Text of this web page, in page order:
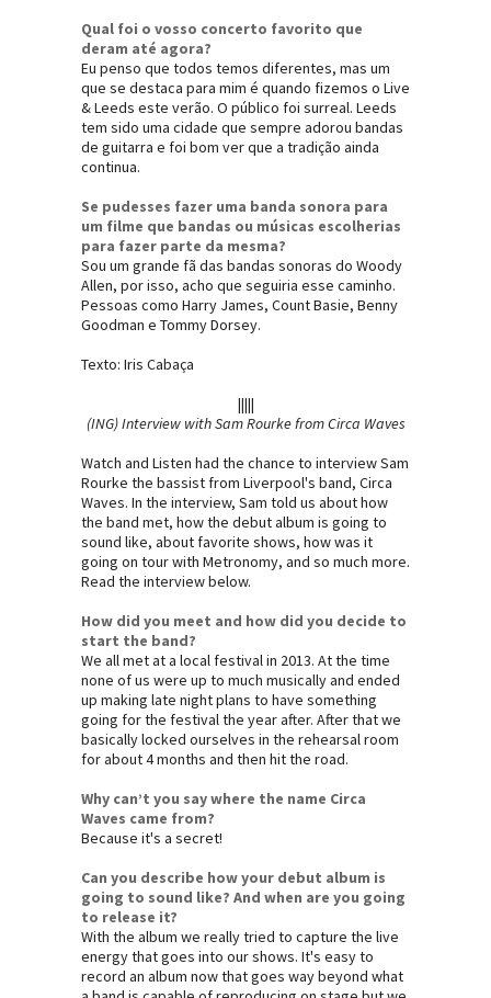
Qual foi o vosso concerto favorito que
deram até agora?
Eu penso que todos temos diferentes, mas um
que se destaca para mim é quando fizemos o Live
& Leeds este verão. O público foi surreal. Leeds
tem sido uma cidade que sempre adorou bandas
de guitarra e foi bom ver que a tradição ainda
continua.
Se pudesses fazer uma banda sonora para
um filme que bandas ou músicas escolherias
para fazer parte da mesma?
Sou um grande fã das bandas sonoras do Woody
Allen, por isso, acho que seguiria esse caminho.
Pessoas como Harry James, Count Basie, Benny
Goodman e Tommy Dorsey.
Texto: Iris Cabaça
|||||
(ING) Interview with Sam Rourke from Circa Waves
Watch and Listen had the chance to interview Sam
Rourke the bassist from Liverpool's band, Circa
Waves. In the interview, Sam told us about how
the band met, how the debut album is going to
sound like, about favorite shows, how was it
going on tour with Metronomy, and so much more.
Read the interview below.
How did you meet and how did you decide to
start the band?
We all met at a local festival in 2013. At the time
none of us were up to much musically and ended
up making late night plans to have something
going for the festival the year after. After that we
basically locked ourselves in the rehearsal room
for about 4 months and then hit the road.
Why can’t you say where the name Circa
Waves came from?
Because it's a secret!
Can you describe how your debut album is
going to sound like? And when are you going
to release it?
With the album we really tried to capture the live
energy that goes into our shows. It's easy to
record an album now that goes way beyond what